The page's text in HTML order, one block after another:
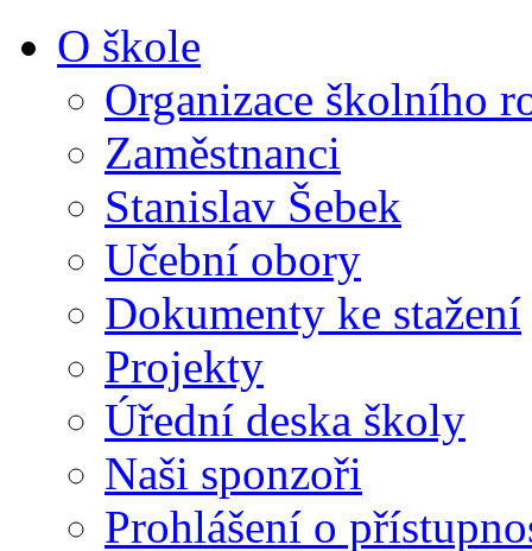
O škole
Organizace školního
Zaměstnanci
Stanislav Šebek
Učební obory
Dokumenty ke stažení
Projekty
Úřední deska školy
Naši sponzoři
Prohlášení o